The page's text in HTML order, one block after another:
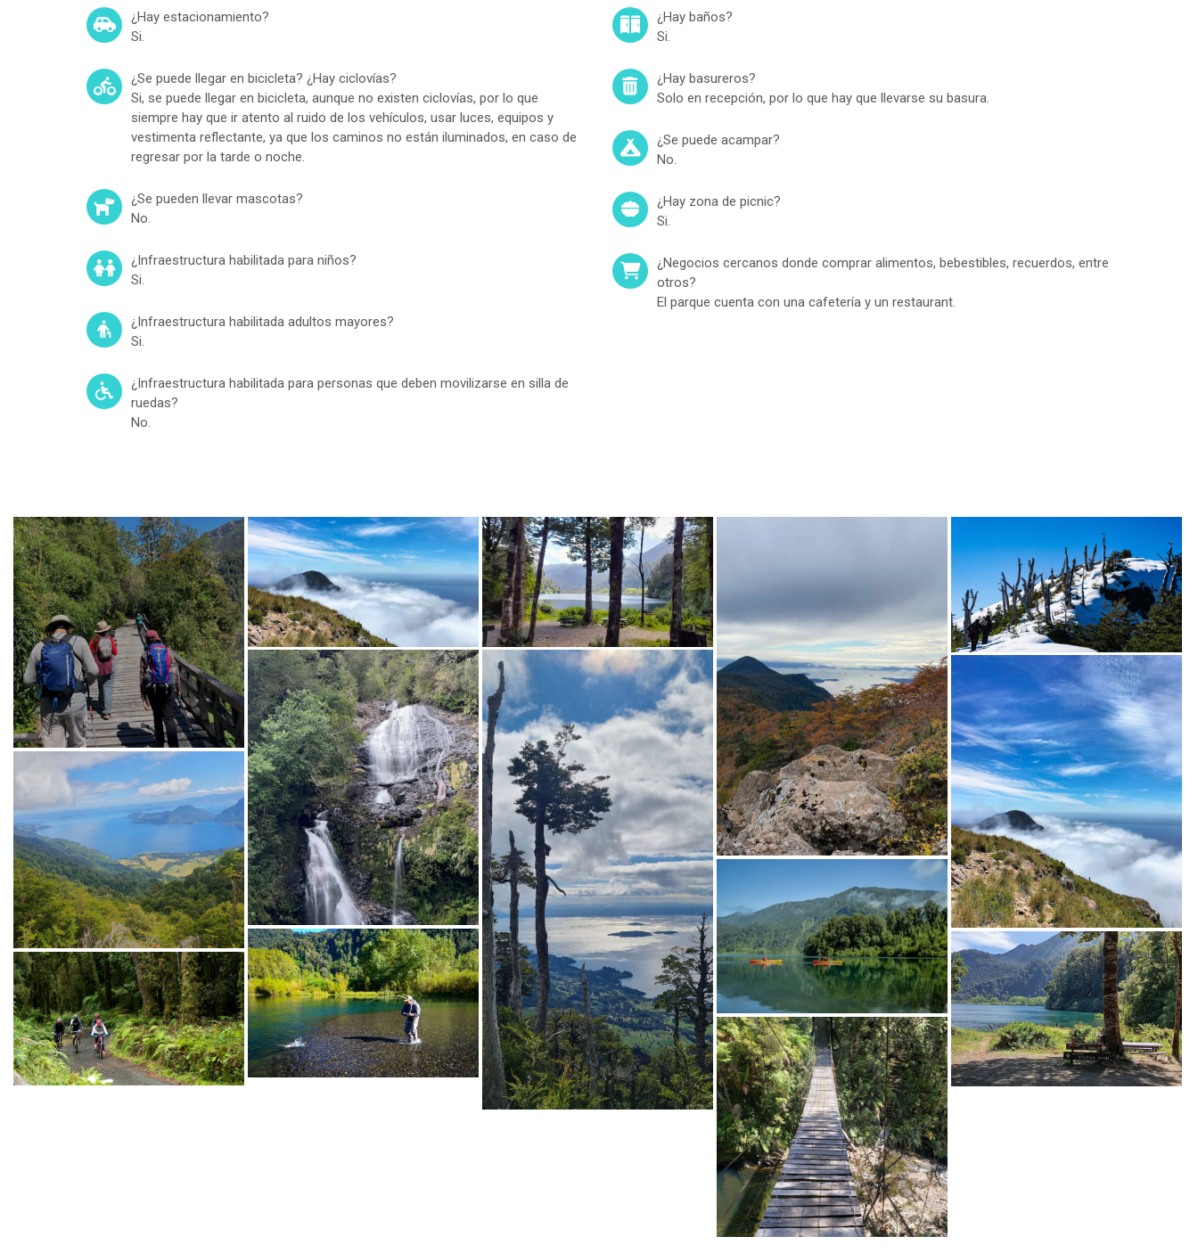
¿Hay estacionamiento?
Si.
¿Se puede llegar en bicicleta? ¿Hay ciclovías?
Si, se puede llegar en bicicleta, aunque no existen ciclovías, por lo que
siempre hay que ir atento al ruido de los vehículos, usar luces, equipos y
vestimenta reflectante, ya que los caminos no están iluminados, en caso de
regresar por la tarde o noche.
¿Se pueden llevar mascotas?
No.
¿Infraestructura habilitada para niños?
Si.
¿Infraestructura habilitada adultos mayores?
Si.
¿Infraestructura habilitada para personas que deben movilizarse en silla de
ruedas?
No.
¿Hay baños?
Si.
¿Hay basureros?
Solo en recepción, por lo que hay que llevarse su basura.
¿Se puede acampar?
No.
¿Hay zona de picnic?
Si.
¿Negocios cercanos donde comprar alimentos, bebestibles, recuerdos, entre
otros?
El parque cuenta con una cafetería y un restaurant.